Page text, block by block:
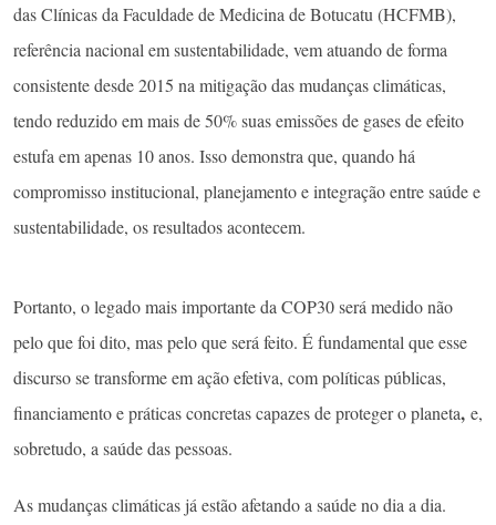
das Clínicas da Faculdade de Medicina de Botucatu (HCFMB),
referência nacional em sustentabilidade, vem atuando de forma
consistente desde 2015 na mitigação das mudanças climáticas,
tendo reduzido em mais de 50% suas emissões de gases de efeito
estufa em apenas 10 anos. Isso demonstra que, quando há
compromisso institucional, planejamento e integração entre saúde e
sustentabilidade, os resultados acontecem.
Portanto, o legado mais importante da COP30 será medido não
pelo que foi dito, mas pelo que será feito. É fundamental que esse
discurso se transforme em ação efetiva, com políticas públicas,
financiamento e práticas concretas capazes de proteger o planeta, e,
sobretudo, a saúde das pessoas.
As mudanças climáticas já estão afetando a saúde no dia a dia.